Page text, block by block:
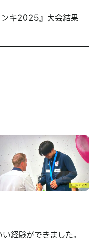
ンキ2025』 大会結果
経験ができました。